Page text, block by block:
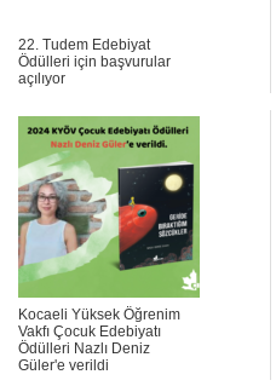
22. Tudem Edebiyat
Ödülleri için başvurular
açılıyor
Kocaeli Yüksek Öğrenim
Vakfı Çocuk Edebiyatı
Ödülleri Nazlı Deniz
Güler'e verildi